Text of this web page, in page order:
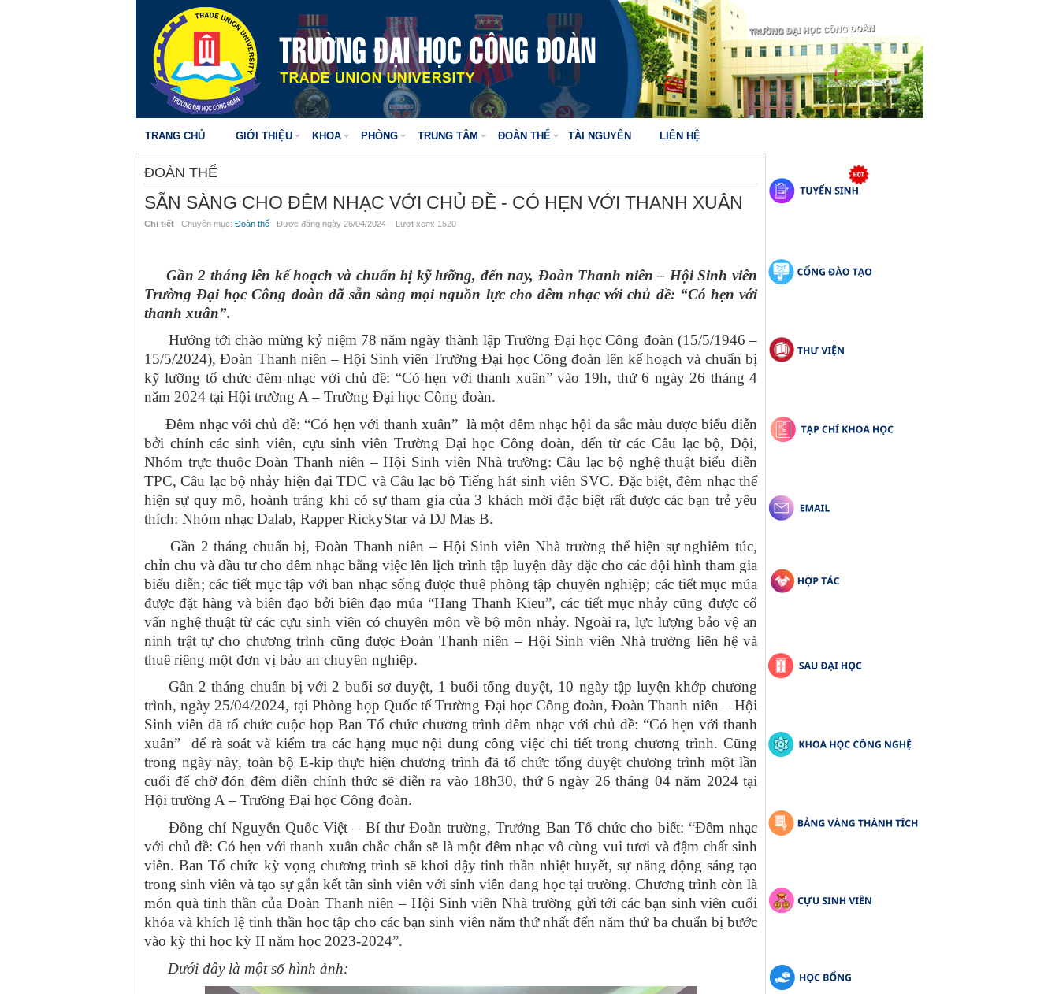
TRANG CHỦ GIỚI THIỆU KHOA PHÒNG TRUNG TÂM ĐOÀN THỂ TÀI NGUYÊN LIÊN HỆ
ĐOÀN THỂ
SẴN SÀNG CHO ĐÊM NHẠC VỚI CHỦ ĐỀ - CÓ HẸN VỚI THANH XUÂN
Chi tiết Chuyên mục: Đoàn thể Được đăng ngày 26/04/2024 Lượt xem: 1520
Gần 2 tháng lên kế hoạch và chuẩn bị kỹ lưỡng, đến nay, Đoàn Thanh niên – Hội Sinh viên
Trường Đại học Công đoàn đã sẵn sàng mọi nguồn lực cho đêm nhạc với chủ đề: “Có hẹn với
thanh xuân”.
Hướng tới chào mừng kỷ niệm 78 năm ngày thành lập Trường Đại học Công đoàn (15/5/1946 –
15/5/2024), Đoàn Thanh niên – Hội Sinh viên Trường Đại học Công đoàn lên kế hoạch và chuẩn bị
kỹ lưỡng tổ chức đêm nhạc với chủ đề: “Có hẹn với thanh xuân” vào 19h, thứ 6 ngày 26 tháng 4
năm 2024 tại Hội trường A – Trường Đại học Công đoàn.
Đêm nhạc với chủ đề: “Có hẹn với thanh xuân” là một đêm nhạc hội đa sắc màu được biểu diễn
bởi chính các sinh viên, cựu sinh viên Trường Đại học Công đoàn, đến từ các Câu lạc bộ, Đội,
Nhóm trực thuộc Đoàn Thanh niên – Hội Sinh viên Nhà trường: Câu lạc bộ nghệ thuật biểu diễn
TPC, Câu lạc bộ nhảy hiện đại TDC và Câu lạc bộ Tiếng hát sinh viên SVC. Đặc biệt, đêm nhạc thể
hiện sự quy mô, hoành tráng khi có sự tham gia của 3 khách mời đặc biệt rất được các bạn trẻ yêu
thích: Nhóm nhạc Dalab, Rapper RickyStar và DJ Mas B.
Gần 2 tháng chuẩn bị, Đoàn Thanh niên – Hội Sinh viên Nhà trường thể hiện sự nghiêm túc,
chỉn chu và đầu tư cho đêm nhạc bằng việc lên lịch trình tập luyện dày đặc cho các đội hình tham gia
biểu diễn; các tiết mục tập với ban nhạc sống được thuê phòng tập chuyên nghiệp; các tiết mục múa
được đặt hàng và biên đạo bởi biên đạo múa “Hang Thanh Kieu”, các tiết mục nhảy cũng được cố
vấn nghệ thuật từ các cựu sinh viên có chuyên môn về bộ môn nhảy. Ngoài ra, lực lượng bảo vệ an
ninh trật tự cho chương trình cũng được Đoàn Thanh niên – Hội Sinh viên Nhà trường liên hệ và
thuê riêng một đơn vị bảo an chuyên nghiệp.
Gần 2 tháng chuẩn bị với 2 buổi sơ duyệt, 1 buổi tổng duyệt, 10 ngày tập luyện khớp chương
trình, ngày 25/04/2024, tại Phòng họp Quốc tế Trường Đại học Công đoàn, Đoàn Thanh niên – Hội
Sinh viên đã tổ chức cuộc họp Ban Tổ chức chương trình đêm nhạc với chủ đề: “Có hẹn với thanh
xuân” để rà soát và kiểm tra các hạng mục nội dung công việc chi tiết trong chương trình. Cũng
trong ngày này, toàn bộ E-kip thực hiện chương trình đã tổ chức tổng duyệt chương trình một lần
cuối để chờ đón đêm diễn chính thức sẽ diễn ra vào 18h30, thứ 6 ngày 26 tháng 04 năm 2024 tại
Hội trường A – Trường Đại học Công đoàn.
Đồng chí Nguyễn Quốc Việt – Bí thư Đoàn trường, Trưởng Ban Tổ chức cho biết: “Đêm nhạc
với chủ đề: Có hẹn với thanh xuân chắc chắn sẽ là một đêm nhạc vô cùng vui tươi và đậm chất sinh
viên. Ban Tổ chức kỳ vọng chương trình sẽ khơi dậy tinh thần nhiệt huyết, sự năng động sáng tạo
trong sinh viên và tạo sự gắn kết tân sinh viên với sinh viên đang học tại trường. Chương trình còn là
món quà tinh thần của Đoàn Thanh niên – Hội Sinh viên Nhà trường gửi tới các bạn sinh viên cuối
khóa và khích lệ tinh thần học tập cho các bạn sinh viên năm thứ nhất đến năm thứ ba chuẩn bị bước
vào kỳ thi học kỳ II năm học 2023-2024”.
Dưới đây là một số hình ảnh: